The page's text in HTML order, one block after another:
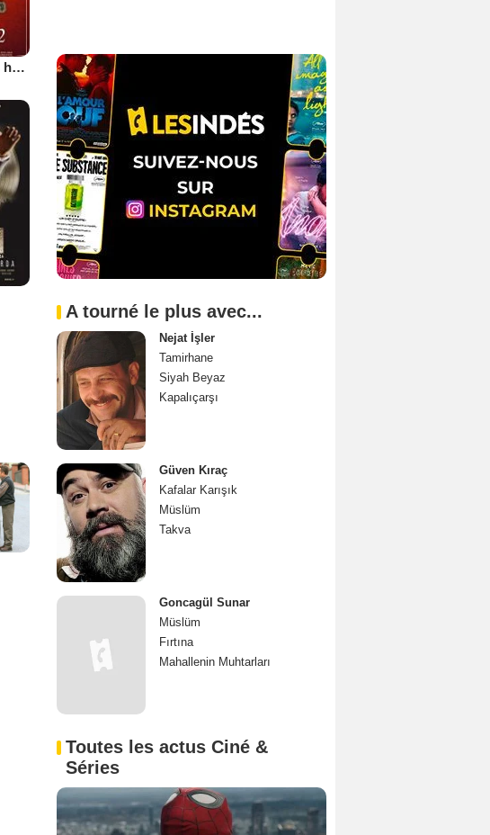
L'Amour aime les hasards 2
A tourné le plus avec...
Nejat İşler
Tamirhane
Siyah Beyaz
Kapalıçarşı
Güven Kıraç
Kafalar Karışık
Müslüm
Takva
Goncagül Sunar
Müslüm
Fırtına
Mahallenin Muhtarları
Toutes les actus Ciné &
Séries